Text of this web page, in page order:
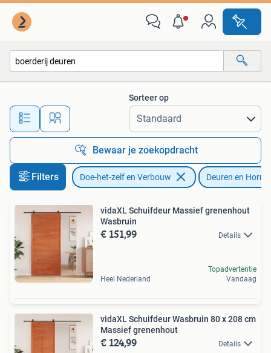
Alle afstanden…
Sorteer op
Bewaar je zoekopdracht
Filters Doe-het-zelf en Verbouw Deuren en Horren
vidaXL Schuifdeur Massief grenenhout
Wasbruin
€ 151,99 Details
Heel Nederland
Topadvertentie
Vandaag
vidaXL Schuifdeur Wasbruin 80 x 208 cm
Massief grenenhout
€ 124,99 Details